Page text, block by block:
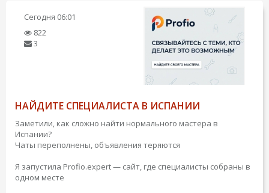
Сегодня 06:01
822
3
НАЙДИТЕ СПЕЦИАЛИСТА В ИСПАНИИ
Заметили, как сложно найти нормального мастера в
Испании?
Чаты переполнены, объявления теряются
Я запустила Profio.expert — сайт, где специалисты собраны в
одном месте